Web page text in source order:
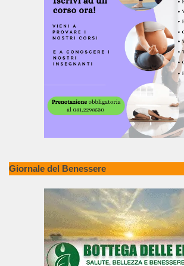
Giornale del Benessere